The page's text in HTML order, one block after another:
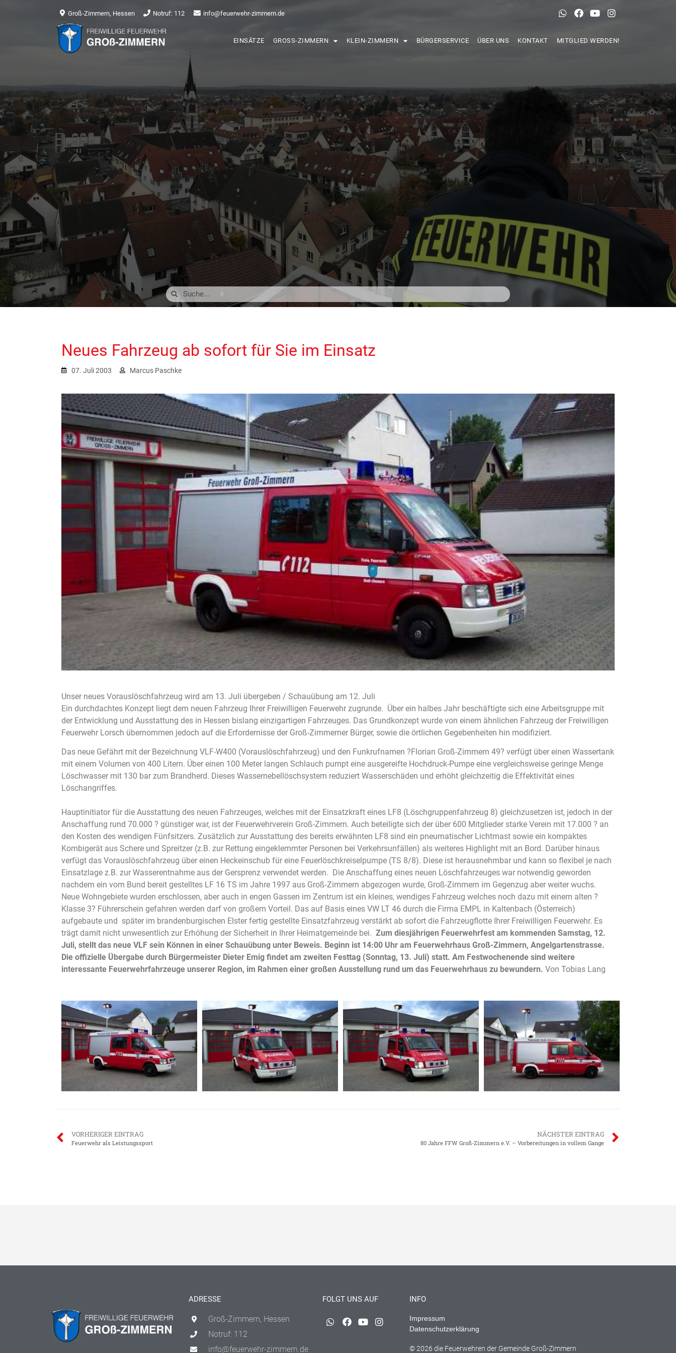
Groß-Zimmern, Hessen Notruf: 112 info@feuerwehr-zimmern.de
EINSÄTZE GROSS-ZIMMERN KLEIN-ZIMMERN BÜRGERSERVICE ÜBER UNS KONTAKT MITGLIED WERDEN!
Neues Fahrzeug ab sofort für Sie im Einsatz
07. Juli 2003 Marcus Paschke
Unser neues Vorauslöschfahrzeug wird am 13. Juli übergeben / Schauübung am 12. Juli
Ein durchdachtes Konzept liegt dem neuen Fahrzeug Ihrer Freiwilligen Feuerwehr zugrunde. Über ein halbes Jahr beschäftigte sich eine Arbeitsgruppe mit
der Entwicklung und Ausstattung des in Hessen bislang einzigartigen Fahrzeuges. Das Grundkonzept wurde von einem ähnlichen Fahrzeug der Freiwilligen
Feuerwehr Lorsch übernommen jedoch auf die Erfordernisse der Groß-Zimmerner Bürger, sowie die örtlichen Gegebenheiten hin modifiziert.
Das neue Gefährt mit der Bezeichnung VLF-W400 (Vorauslöschfahrzeug) und den Funkrufnamen ?Florian Groß-Zimmern 49? verfügt über einen Wassertank
mit einem Volumen von 400 Litern. Über einen 100 Meter langen Schlauch pumpt eine ausgereifte Hochdruck-Pumpe eine vergleichsweise geringe Menge
Löschwasser mit 130 bar zum Brandherd. Dieses Wassernebellöschsystem reduziert Wasserschäden und erhöht gleichzeitig die Effektivität eines
Löschangriffes.
Hauptinitiator für die Ausstattung des neuen Fahrzeuges, welches mit der Einsatzkraft eines LF8 (Löschgruppenfahrzeug 8) gleichzusetzen ist, jedoch in der
Anschaffung rund 70.000 ? günstiger war, ist der Feuerwehrverein Groß-Zimmern. Auch beteiligte sich der über 600 Mitglieder starke Verein mit 17.000 ? an
den Kosten des wendigen Fünfsitzers. Zusätzlich zur Ausstattung des bereits erwähnten LF8 sind ein pneumatischer Lichtmast sowie ein kompaktes
Kombigerät aus Schere und Spreitzer (z.B. zur Rettung eingeklemmter Personen bei Verkehrsunfällen) als weiteres Highlight mit an Bord. Darüber hinaus
verfügt das Vorauslöschfahrzeug über einen Heckeinschub für eine Feuerlöschkreiselpumpe (TS 8/8). Diese ist herausnehmbar und kann so flexibel je nach
Einsatzlage z.B. zur Wasserentnahme aus der Gersprenz verwendet werden. Die Anschaffung eines neuen Löschfahrzeuges war notwendig geworden
nachdem ein vom Bund bereit gestelltes LF 16 TS im Jahre 1997 aus Groß-Zimmern abgezogen wurde, Groß-Zimmern im Gegenzug aber weiter wuchs.
Neue Wohngebiete wurden erschlossen, aber auch in engen Gassen im Zentrum ist ein kleines, wendiges Fahrzeug welches noch dazu mit einem alten ?
Klasse 3? Führerschein gefahren werden darf von großem Vorteil. Das auf Basis eines VW LT 46 durch die Firma EMPL in Kaltenbach (Österreich)
aufgebaute und später im brandenburgischen Elster fertig gestellte Einsatzfahrzeug verstärkt ab sofort die Fahrzeugflotte Ihrer Freiwilligen Feuerwehr. Es
trägt damit nicht unwesentlich zur Erhöhung der Sicherheit in Ihrer Heimatgemeinde bei. Zum diesjährigen Feuerwehrfest am kommenden Samstag, 12.
Juli, stellt das neue VLF sein Können in einer Schauübung unter Beweis. Beginn ist 14:00 Uhr am Feuerwehrhaus Groß-Zimmern, Angelgartenstrasse.
Die offizielle Übergabe durch Bürgermeister Dieter Emig findet am zweiten Festtag (Sonntag, 13. Juli) statt. Am Festwochenende sind weitere
interessante Feuerwehrfahrzeuge unserer Region, im Rahmen einer großen Ausstellung rund um das Feuerwehrhaus zu bewundern. Von Tobias Lang
VORHERIGER EINTRAG
Feuerwehr als Leistungssport
NÄCHSTER EINTRAG
80 Jahre FFW Groß-Zimmern e.V. – Vorbereitungen in vollem Gange
ADRESSE
Groß-Zimmern, Hessen
Notruf: 112
info@feuerwehr-zimmern.de
FOLGT UNS AUF INFO
Impressum
Datenschutzerklärung
© 2026 die Feuerwehren der Gemeinde Groß-Zimmern